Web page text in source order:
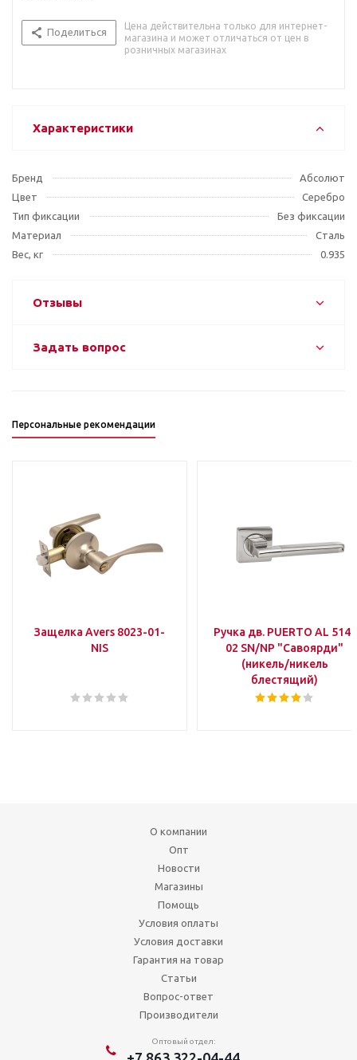
Поделиться
Цена действительна только для интернет-
магазина и может отличаться от цен в
розничных магазинах
Характеристики
Бренд
Абсолют
Цвет
Серебро
Тип фиксации
Без фиксации
Материал
Сталь
Вес, кг
0.935
Отзывы
Задать вопрос
Персональные рекомендации
Защелка Avers 8023-01-
NIS
Ручка дв. PUERTO AL 514-
02 SN/NP "Савоярди"
(никель/никель
блестящий)
О компании
Опт
Новости
Магазины
Помощь
Условия оплаты
Условия доставки
Гарантия на товар
Статьи
Вопрос-ответ
Производители
Оптовый отдел: